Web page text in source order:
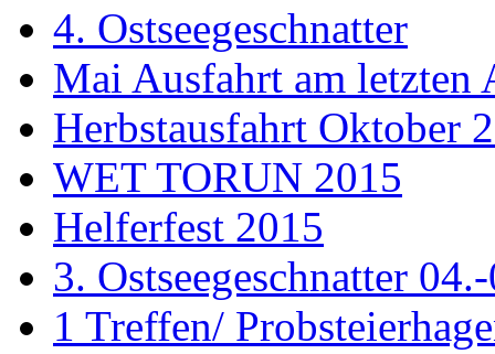
4. Ostseegeschnatter
Mai Ausfahrt am letzten
Herbstausfahrt Oktober
WET TORUN 2015
Helferfest 2015
3. Ostseegeschnatter
1 Treffen/